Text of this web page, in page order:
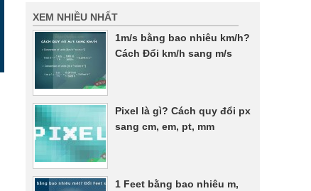
XEM NHIỀU NHẤT
1m/s bằng bao nhiêu km/h?
Cách Đổi km/h sang m/s
Pixel là gì? Cách quy đổi px
sang cm, em, pt, mm
1 Feet bằng bao nhiêu m,